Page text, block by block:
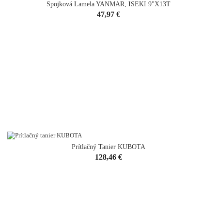
Spojková Lamela YANMAR, ISEKI 9"x13T
Cena
47,97 €
Prítlačný Tanier KUBOTA
Cena
128,46 €